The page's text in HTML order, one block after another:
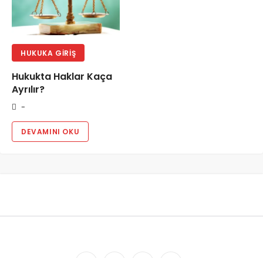
HUKUKA GIRIŞ
Hukukta Haklar Kaça
Ayrılır?
-
DEVAMINI OKU